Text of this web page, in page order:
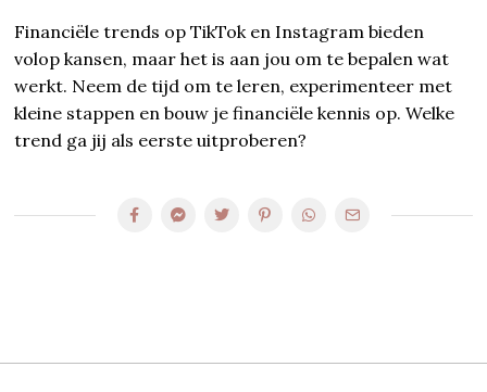
Financiële trends op TikTok en Instagram bieden
volop kansen, maar het is aan jou om te bepalen wat
werkt. Neem de tijd om te leren, experimenteer met
kleine stappen en bouw je financiële kennis op. Welke
trend ga jij als eerste uitproberen?